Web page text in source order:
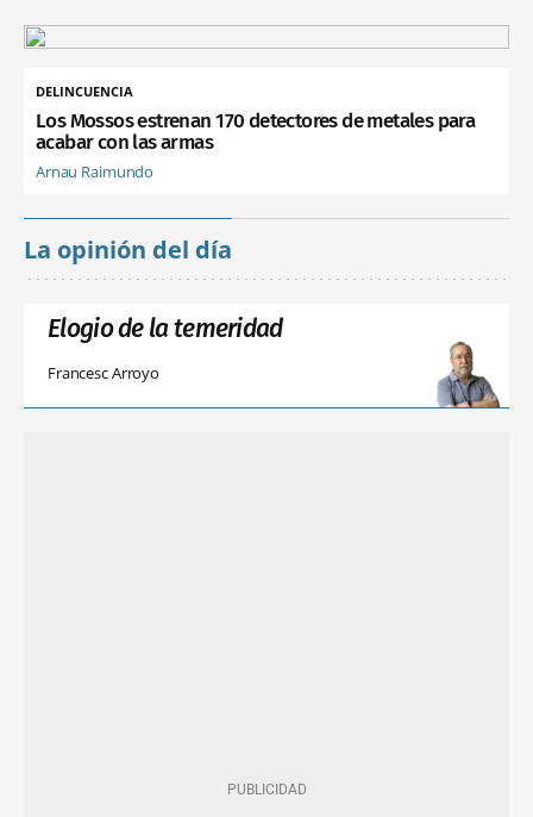
DELINCUENCIA
Los Mossos estrenan 170 detectores de metales para
acabar con las armas
Arnau Raimundo
La opinión del día
Elogio de la temeridad
Francesc Arroyo